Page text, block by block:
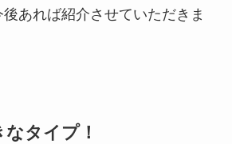
あれば紹介させていただきま
タイプ！